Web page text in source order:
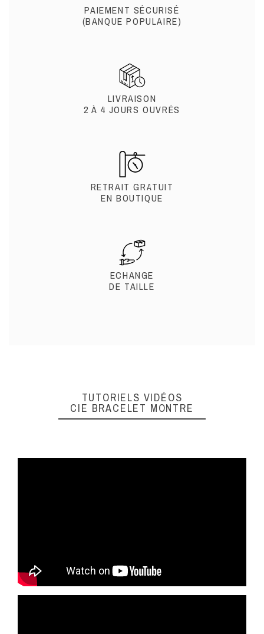
PAIEMENT SÉCURISÉ
(BANQUE POPULAIRE)
LIVRAISON
2 À 4 JOURS OUVRÉS
RETRAIT GRATUIT
EN BOUTIQUE
ECHANGE
DE TAILLE
TUTORIELS VIDÉOS
CIE BRACELET MONTRE